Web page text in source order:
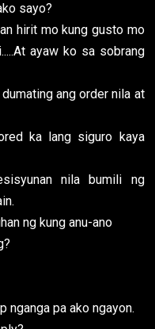
sayo?
hirit mo kung gusto mo
ayaw ko sa sobrang
ang order nila at
ka lang siguro kaya
nila bumili ng
ng kung anu-ano
nganga pa ako ngayon.